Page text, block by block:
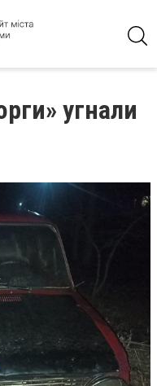
угнали